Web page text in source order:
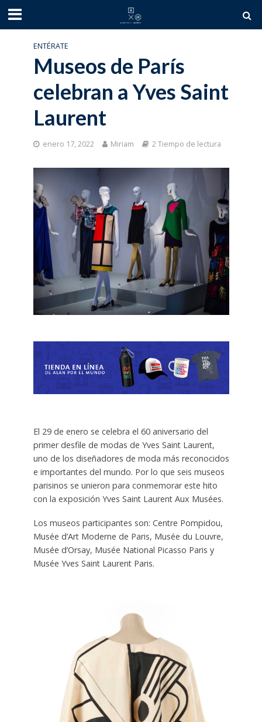
ENTÉRATE
Museos de París
celebran a Yves Saint
Laurent
enero 17, 2022 Miriam 2 Tiempo de lectura
El 29 de enero se celebra el 60 aniversario del
primer desfile de modas de Yves Saint Laurent,
uno de los diseñadores de moda más reconocidos
e importantes del mundo. Por lo que seis museos
parisinos se unieron para conmemorar este hito
con la exposición Yves Saint Laurent Aux Musées.
Los museos participantes son: Centre Pompidou,
Musée d’Art Moderne de Paris, Musée du Louvre,
Musée d’Orsay, Musée National Picasso Paris y
Musée Yves Saint Laurent Paris.